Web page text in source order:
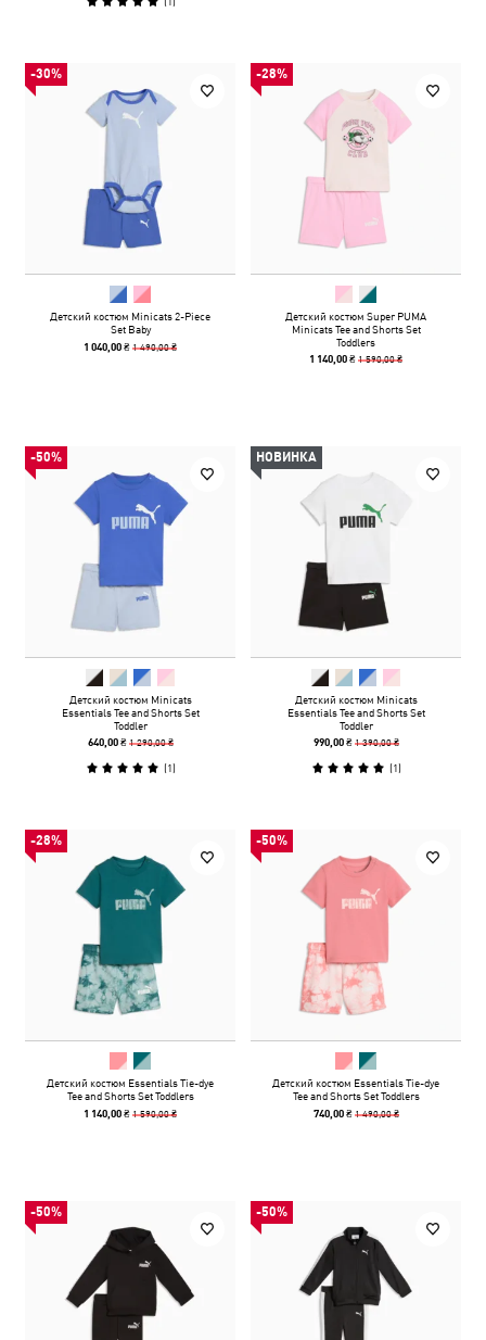
-30%
Детский костюм Minicats 2-Piece
Set Baby
1 040,00 ₴1 490,00 ₴
-28%
Детский костюм Super PUMA
Minicats Tee and Shorts Set
Toddlers
1 140,00 ₴1 590,00 ₴
-50%
Детский костюм Minicats
Essentials Tee and Shorts Set
Toddler
640,00 ₴ 1 290,00 ₴
(1)
НОВИНКА
Детский костюм Minicats
Essentials Tee and Shorts Set
Toddler
990,00 ₴ 1 390,00 ₴
(1)
-28%
Детский костюм Essentials Tie-dye
Tee and Shorts Set Toddlers
1 140,00 ₴1 590,00 ₴
-50%
Детский костюм Essentials Tie-dye
Tee and Shorts Set Toddlers
740,00 ₴ 1 490,00 ₴
-50% -50%